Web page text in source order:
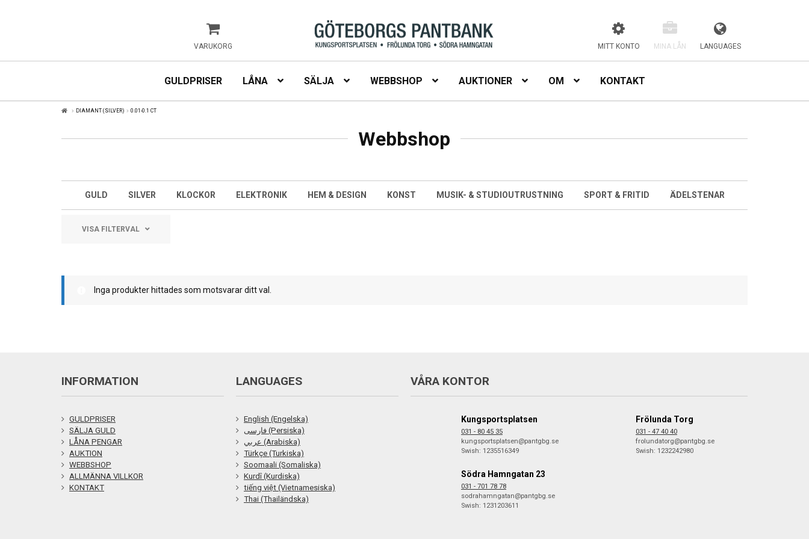
VARUKORG MITT KONTO MINA LÅN LANGUAGES
GULDPRISER LÅNA SÄLJA WEBBSHOP AUKTIONER OM KONTAKT
DIAMANT (SILVER) 0.01-0.1 CT
Webbshop
GULD SILVER KLOCKOR ELEKTRONIK HEM & DESIGN KONST MUSIK- & STUDIOUTRUSTNING SPORT & FRITID ÄDELSTENAR
VISA FILTERVAL
Inga produkter hittades som motsvarar ditt val.
INFORMATION
GULDPRISER
SÄLJA GULD
LÅNA PENGAR
AUKTION
WEBBSHOP
ALLMÄNNA VILLKOR
KONTAKT
LANGUAGES
English (Engelska)
فارسی (Persiska)
عربي (Arabiska)
Türkçe (Turkiska)
Soomaali (Somaliska)
Kurdî (Kurdiska)
tiếng việt (Vietnamesiska)
Thai (Thailändska)
VÅRA KONTOR
Kungsportsplatsen
031 - 80 45 35
kungsportsplatsen@pantgbg.se
Swish: 1235516349
Frölunda Torg
031 - 47 40 40
frolundatorg@pantgbg.se
Swish: 1232242980
Södra Hamngatan 23
031 - 701 78 78
sodrahamngatan@pantgbg.se
Swish: 1231203611